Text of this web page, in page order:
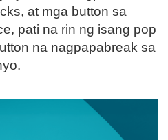
at mga button sa
pati na rin ng isang pop
na nagpapabreak sa